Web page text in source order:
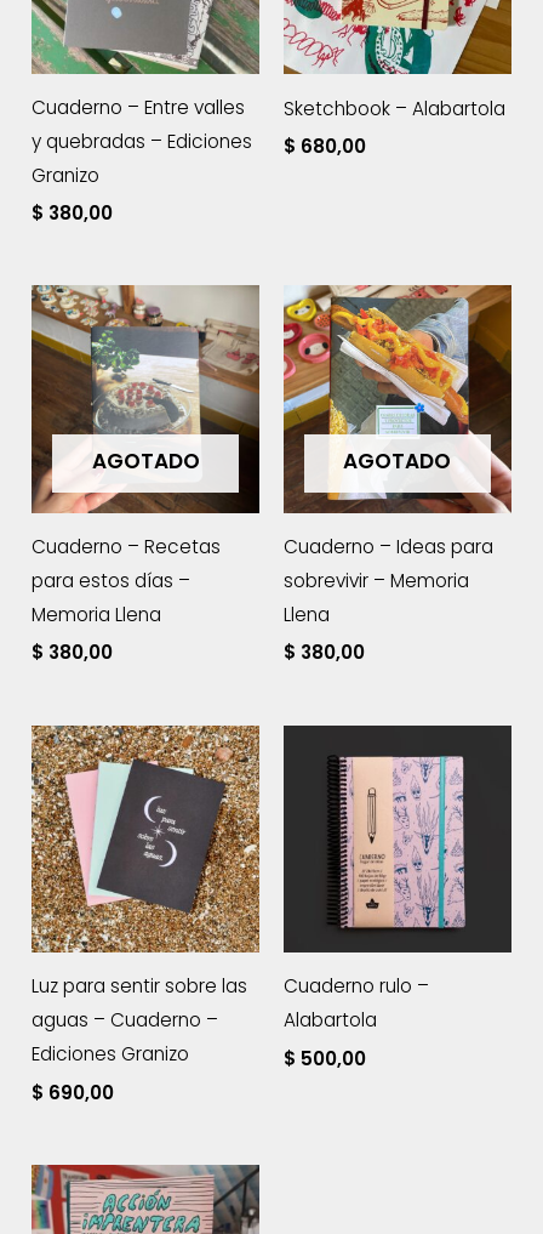
Cuaderno – Entre valles
y quebradas – Ediciones
Granizo
$ 380,00
Sketchbook – Alabartola
$ 680,00
AGOTADO
Cuaderno – Recetas
para estos días –
Memoria Llena
$ 380,00
AGOTADO
Cuaderno – Ideas para
sobrevivir – Memoria
Llena
$ 380,00
Luz para sentir sobre las
aguas – Cuaderno –
Ediciones Granizo
$ 690,00
Cuaderno rulo –
Alabartola
$ 500,00